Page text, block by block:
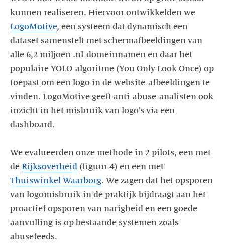
kunnen realiseren. Hiervoor ontwikkelden we
LogoMotive, een systeem dat dynamisch een
dataset samenstelt met schermafbeeldingen van
alle 6,2 miljoen .nl-domeinnamen en daar het
populaire YOLO-algoritme (You Only Look Once) op
toepast om een logo in de website-afbeeldingen te
vinden. LogoMotive geeft anti-abuse-analisten ook
inzicht in het misbruik van logo’s via een
dashboard.
We evalueerden onze methode in 2 pilots, een met
de Rijksoverheid (figuur 4) en een met
Thuiswinkel Waarborg. We zagen dat het opsporen
van logomisbruik in de praktijk bijdraagt aan het
proactief opsporen van narigheid en een goede
aanvulling is op bestaande systemen zoals
abusefeeds.